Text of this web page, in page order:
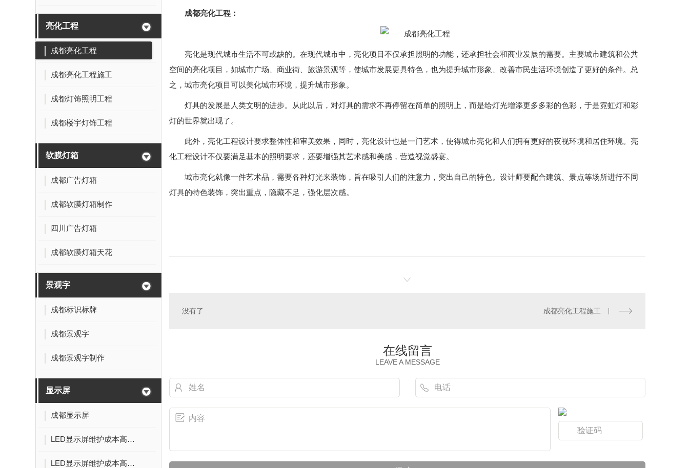
亮化工程
成都亮化工程
成都亮化工程施工
成都灯饰照明工程
成都楼宇灯饰工程
软膜灯箱
成都广告灯箱
成都软膜灯箱制作
四川广告灯箱
成都软膜灯箱天花
景观字
成都标识标牌
成都景观字
成都景观字制作
显示屏
成都显示屏
LED显示屏维护成本高吗？
LED显示屏维护成本高吗？
成都亮化工程：
亮化是现代城市生活不可或缺的。在现代城市中，亮化项目不仅承担照明的功能，还承担社会和商业发展的需要。主要城市建筑和公共
空间的亮化项目，如城市广场、商业街、旅游景观等，使城市发展更具特色，也为提升城市形象、改善市民生活环境创造了更好的条件。总
之，城市亮化项目可以美化城市环境，提升城市形象。
灯具的发展是人类文明的进步。从此以后，对灯具的需求不再停留在简单的照明上，而是给灯光增添更多多彩的色彩，于是霓虹灯和彩
灯的世界就出现了。
此外，亮化工程设计要求整体性和审美效果，同时，亮化设计也是一门艺术，使得城市亮化和人们拥有更好的夜视环境和居住环境。亮
化工程设计不仅要满足基本的照明要求，还要增强其艺术感和美感，营造视觉盛宴。
城市亮化就像一件艺术品，需要各种灯光来装饰，旨在吸引人们的注意力，突出自己的特色。设计师要配合建筑、景点等场所进行不同
灯具的特色装饰，突出重点，隐藏不足，强化层次感。
没有了 成都亮化工程施工
在线留言
LEAVE A MESSAGE